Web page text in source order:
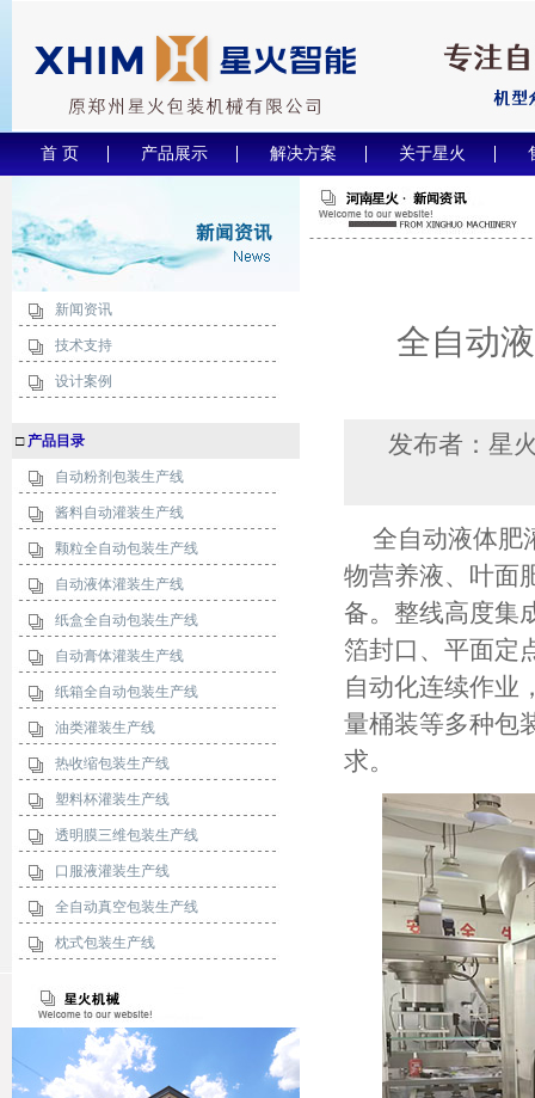
首 页 产品展示 解决方案 关于星火
新闻资讯
技术支持
设计案例
□ 产品目录
自动粉剂包装生产线
酱料自动灌装生产线
颗粒全自动包装生产线
自动液体灌装生产线
纸盒全自动包装生产线
自动膏体灌装生产线
纸箱全自动包装生产线
油类灌装生产线
热收缩包装生产线
塑料杯灌装生产线
透明膜三维包装生产线
口服液灌装生产线
全自动真空包装生产线
枕式包装生产线
全自动
发布者：星
全自动液体肥
物营养液、叶面
备。整线高度集
箔封口、平面定
自动化连续作业
量桶装等多种包
求。